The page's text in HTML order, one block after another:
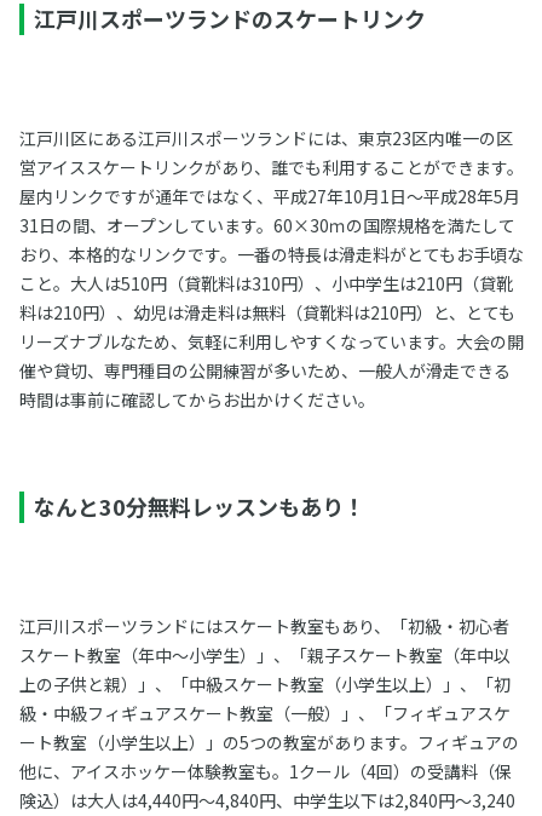
江戸川スポーツランドのスケートリンク
江戸川区にある江戸川スポーツランドには、東京23区内唯一の区
営アイススケートリンクがあり、誰でも利用することができます。
屋内リンクですが通年ではなく、平成27年10月1日～平成28年5月
31日の間、オープンしています。60×30ｍの国際規格を満たして
おり、本格的なリンクです。一番の特長は滑走料がとてもお手頃な
こと。大人は510円（貸靴料は310円）、小中学生は210円（貸靴
料は210円）、幼児は滑走料は無料（貸靴料は210円）と、とても
リーズナブルなため、気軽に利用しやすくなっています。大会の開
催や貸切、専門種目の公開練習が多いため、一般人が滑走できる
時間は事前に確認してからお出かけください。
なんと30分無料レッスンもあり！
江戸川スポーツランドにはスケート教室もあり、「初級・初心者
スケート教室（年中～小学生）」、「親子スケート教室（年中以
上の子供と親）」、「中級スケート教室（小学生以上）」、「初
級・中級フィギュアスケート教室（一般）」、「フィギュアスケ
ート教室（小学生以上）」の5つの教室があります。フィギュアの
他に、アイスホッケー体験教室も。1クール（4回）の受講料（保
険込）は大人は4,440円〜4,840円、中学生以下は2,840円〜3,240